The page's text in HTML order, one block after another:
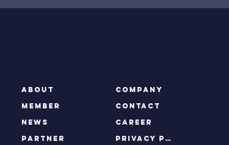
ABOUT
MEMBER
NEWS
PARTNER
COMPANY
CONTACT
CAREER
privacy policy